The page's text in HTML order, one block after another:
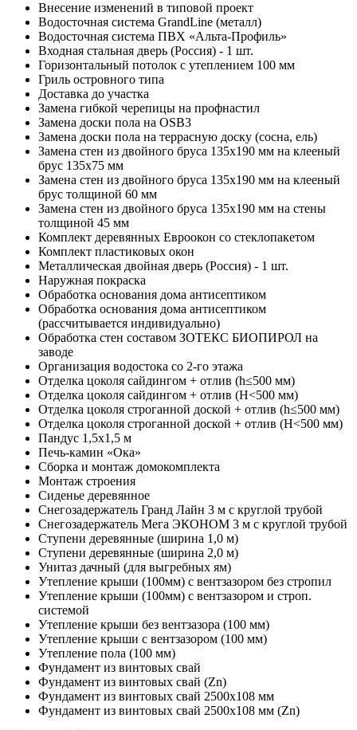
Внесение изменений в типовой проект
Водосточная система GrandLine (металл)
Водосточная система ПВХ «Альта-Профиль»
Входная стальная дверь (Россия) - 1 шт.
Горизонтальный потолок с утеплением 100 мм
Гриль островного типа
Доставка до участка
Замена гибкой черепицы на профнастил
Замена доски пола на OSB3
Замена доски пола на террасную доску (сосна, ель)
Замена стен из двойного бруса 135х190 мм на клееный
брус 135х75 мм
Замена стен из двойного бруса 135х190 мм на клееный
брус толщиной 60 мм
Замена стен из двойного бруса 135х190 мм на стены
толщиной 45 мм
Комплект деревянных Евроокон со стеклопакетом
Комплект пластиковых окон
Металлическая двойная дверь (Россия) - 1 шт.
Наружная покраска
Обработка основания дома антисептиком
Обработка основания дома антисептиком
(рассчитывается индивидуально)
Обработка стен составом ЗОТЕКС БИОПИРОЛ на
заводе
Организация водостока со 2-го этажа
Отделка цоколя сайдингом + отлив (h≤500 мм)
Отделка цоколя сайдингом + отлив (Н<500 мм)
Отделка цоколя строганной доской + отлив (h≤500 мм)
Отделка цоколя строганной доской + отлив (Н<500 мм)
Пандус 1,5х1,5 м
Печь-камин «Ока»
Сборка и монтаж домокомплекта
Монтаж строения
Сиденье деревянное
Снегозадержатель Гранд Лайн 3 м с круглой трубой
Снегозадержатель Мега ЭКОНОМ 3 м с круглой трубой
Ступени деревянные (ширина 1,0 м)
Ступени деревянные (ширина 2,0 м)
Унитаз дачный (для выгребных ям)
Утепление крыши (100мм) с вентзазором без стропил
Утепление крыши (100мм) с вентзазором и строп.
системой
Утепление крыши без вентзазора (100 мм)
Утепление крыши с вентзазором (100 мм)
Утепление пола (100 мм)
Фундамент из винтовых свай
Фундамент из винтовых свай (Zn)
Фундамент из винтовых свай 2500х108 мм
Фундамент из винтовых свай 2500х108 мм (Zn)